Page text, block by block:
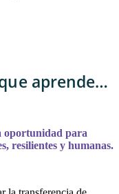
aprende…
oportunidad para
resilientes y humanas.